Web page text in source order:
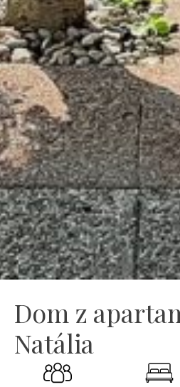
Dom z
Natália